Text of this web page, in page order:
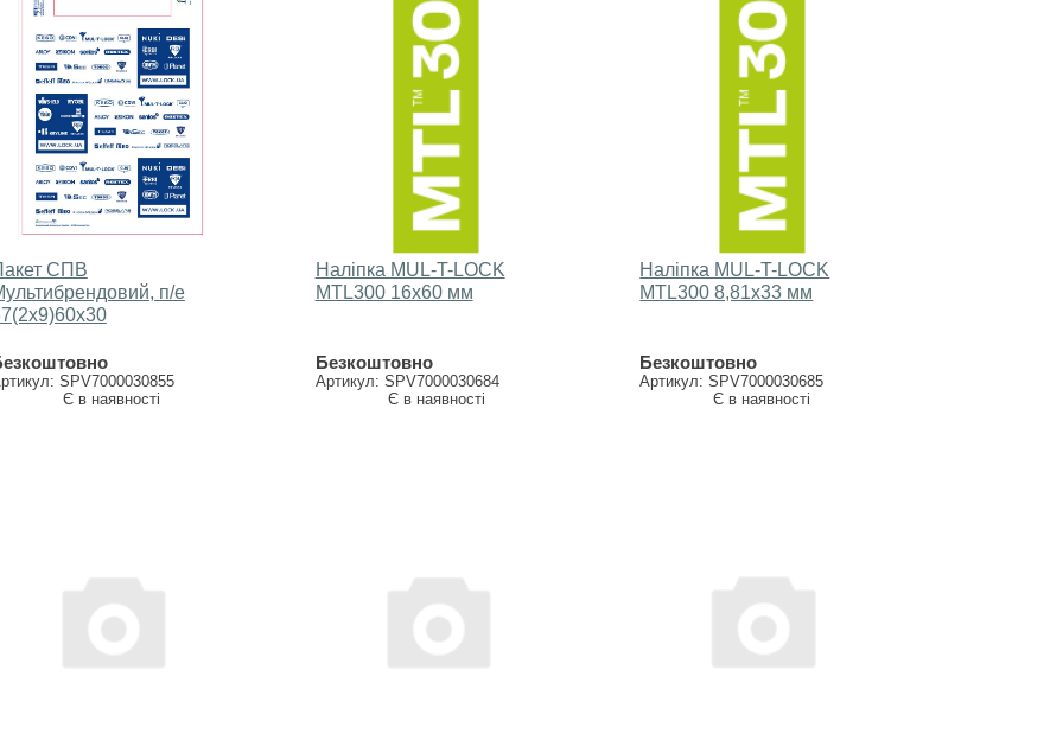
СПВ
п/е
SPV7000030855
Є в наявності
Наліпка MUL-T-LOCK
МTL300 16х60 мм
Безкоштовно
Артикул: SPV7000030684
Є в наявності
Наліпка MUL-T-LOCK
МTL300 8,81х33 мм
Безкоштовно
Артикул: SPV7000030685
Є в наявності